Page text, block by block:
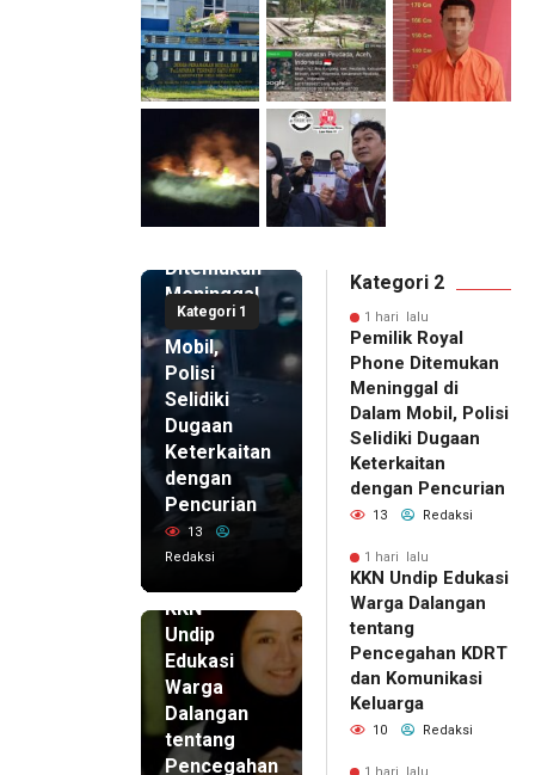
Kategori 1
1 hari lalu
Pemilik
Ditemukan
Meninggal
di Dalam
Mobil,
Polisi
Selidiki
Dugaan
Keterkaitan
dengan
Pencurian
13
Redaksi
KKN
Undip
Edukasi
Warga
Dalangan
tentang
Pencegahan
Kategori 2
1 hari lalu
Pemilik Royal
Phone Ditemukan
Meninggal di
Dalam Mobil, Polisi
Selidiki Dugaan
Keterkaitan
dengan Pencurian
13 Redaksi
1 hari lalu
KKN Undip Edukasi
Warga Dalangan
tentang
Pencegahan KDRT
dan Komunikasi
Keluarga
10 Redaksi